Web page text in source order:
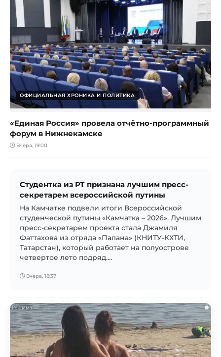
ОФИЦИАЛЬНАЯ ХРОНИКА И ПОЛИТИКА
«Единая Россия» провела отчётно-программный
форум в Нижнекамске
Вчера, 19:00
Студентка из РТ признана лучшим пресс-
секретарем всероссийской путины
На Камчатке подвели итоги Всероссийской
студенческой путины «Камчатка – 2026». Лучшим
пресс-секретарем проекта стала Джамиля
Фаттахова из отряда «Палана» (КНИТУ-КХТИ,
Татарстан), который работает на полуострове
четвертое лето подряд....
Вчера, 18:37
i